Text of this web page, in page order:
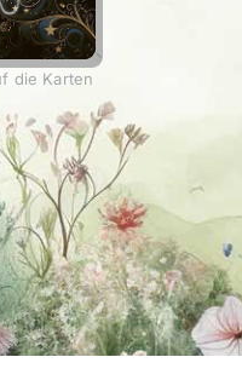
die Karten